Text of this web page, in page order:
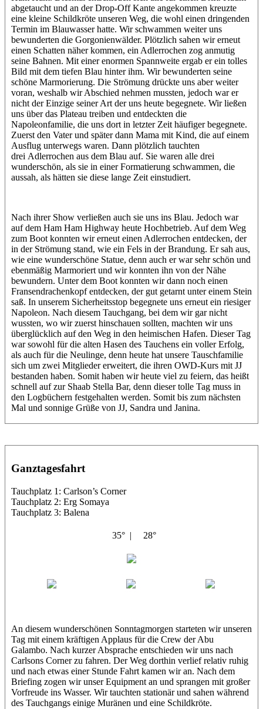
abgetaucht und an der Drop-Off Kante angekommen kreuzte
eine kleine Schildkröte unseren Weg, die wohl einen dringenden
Termin im Blauwasser hatte. Wir schwammen weiter uns
bewunderten die Gorgonienwälder. Plötzlich sahen wir erneut
einen Schatten näher kommen, ein Adlerrochen zog anmutig
seine Bahnen. Mit einer enormen Spannweite ergab er ein tolles
Bild mit dem tiefen Blau hinter ihm. Wir bewunderten seine
schöne Marmorierung. Die Strömung drückte uns aber weiter
voran, weshalb wir Abschied nehmen mussten, jedoch war er
nicht der Einzige seiner Art der uns heute begegnete. Wir ließen
uns über das Plateau treiben und entdeckten die
Napoleonfamilie, die uns dort in letzter Zeit häufiger begegnete.
Zuerst den Vater und später dann Mama mit Kind, die auf einem
Ausflug unterwegs waren. Dann plötzlich tauchten
drei Adlerrochen aus dem Blau auf. Sie waren alle drei
wunderschön, als sie in einer Formatierung schwammen, die
aussah, als hätten sie diese lange Zeit einstudiert.
Nach ihrer Show verließen auch sie uns ins Blau. Jedoch war
auf dem Ham Ham Highway heute Hochbetrieb. Auf dem Weg
zum Boot konnten wir erneut einen Adlerrochen entdecken, der
in der Strömung stand, wie ein Fels in der Brandung. Er sah aus,
wie eine wunderschöne Statue, denn auch er war sehr schön und
ebenmäßig Marmoriert und wir konnten ihn von der Nähe
bewundern. Unter dem Boot konnten wir dann noch einen
Fransendrachenkopf entdecken, der gut getarnt unter einem Stein
saß. In unserem Sicherheitsstop begegnete uns erneut ein riesiger
Napoleon. Nach diesem Tauchgang, bei dem wir gar nicht
wussten, wo wir zuerst hinschauen sollten, machten wir uns
überglücklich auf den Weg in den heimischen Hafen. Dieser Tag
war sowohl für die alten Hasen des Tauchens ein voller Erfolg,
als auch für die Neulinge, denn heute hat unsere Tauschfamilie
sich um zwei Mitglieder erweitert, die ihren OWD-Kurs mit JJ
bestanden haben. Somit haben wir heute viel zu feiern, das heißt
schnell auf zur Shaab Stella Bar, denn dieser tolle Tag muss in
den Logbüchern festgehalten werden. Somit bis zum nächsten
Mal und sonnige Grüße von JJ, Sandra und Janina.
Ganztagesfahrt
Tauchplatz 1: Carlson’s Corner
Tauchplatz 2: Erg Somaya
Tauchplatz 3: Balena
35° | 28°
An diesem wunderschönen Sonntagmorgen starteten wir unseren
Tag mit einem kräftigen Applaus für die Crew der Abu
Galambo. Nach kurzer Absprache entschieden wir uns nach
Carlsons Corner zu fahren. Der Weg dorthin verlief relativ ruhig
und nach etwas einer Stunde Fahrt kamen wir an. Nach dem
Briefing zogen wir unser Equipment an und sprangen mit großer
Vorfreude ins Wasser. Wir tauchten stationär und sahen während
des Tauchgangs einige Muränen und eine Schildkröte.